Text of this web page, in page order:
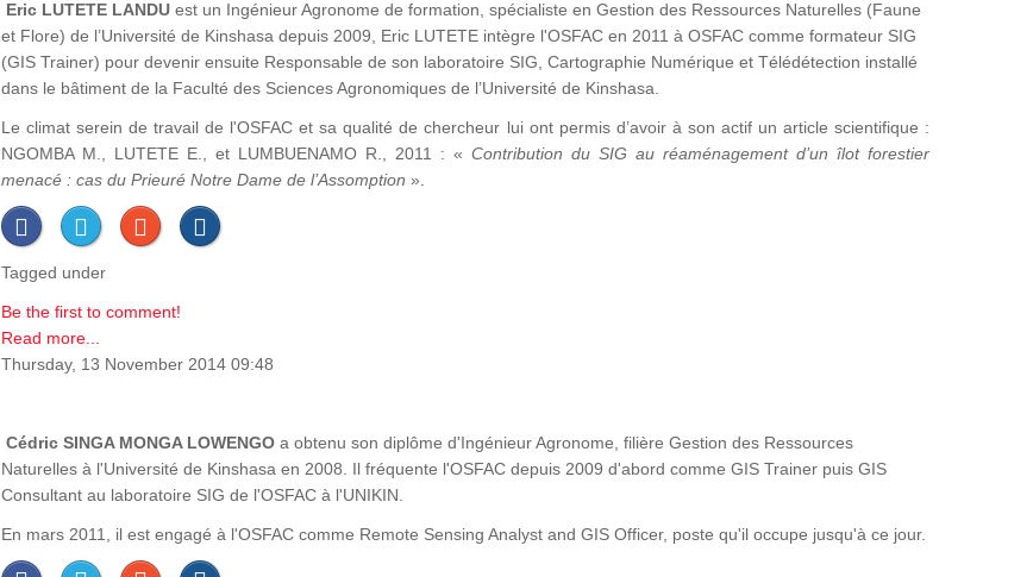
Eric LUTETE LANDU est un Ingénieur Agronome de formation, spécialiste en Gestion des Ressources Naturelles (Faune
et Flore) de l’Université de Kinshasa depuis 2009, Eric LUTETE intègre l'OSFAC en 2011 à OSFAC comme formateur SIG
(GIS Trainer) pour devenir ensuite Responsable de son laboratoire SIG, Cartographie Numérique et Télédétection installé
dans le bâtiment de la Faculté des Sciences Agronomiques de l’Université de Kinshasa.
Le climat serein de travail de l'OSFAC et sa qualité de chercheur lui ont permis d’avoir à son actif un article scientifique :
NGOMBA M., LUTETE E., et LUMBUENAMO R., 2011 : « Contribution du SIG au réaménagement d’un îlot forestier
menacé : cas du Prieuré Notre Dame de l’Assomption ».
Tagged under
Be the first to comment!
Read more...
Thursday, 13 November 2014 09:48
Cédric SINGA MONGA LOWENGO a obtenu son diplôme d'Ingénieur Agronome, filière Gestion des Ressources
Naturelles à l'Université de Kinshasa en 2008. Il fréquente l'OSFAC depuis 2009 d'abord comme GIS Trainer puis GIS
Consultant au laboratoire SIG de l'OSFAC à l'UNIKIN.
En mars 2011, il est engagé à l'OSFAC comme Remote Sensing Analyst and GIS Officer, poste qu'il occupe jusqu'à ce jour.